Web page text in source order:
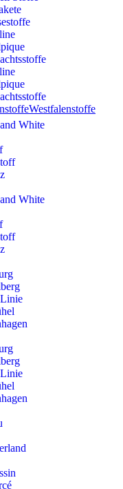
Westfalenstoffe
White
White